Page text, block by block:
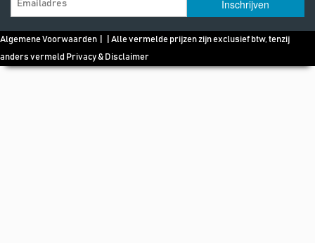
Algemene Voorwaarden | | Alle vermelde prijzen zijn exclusief btw, tenzij
anders vermeld Privacy & Disclaimer